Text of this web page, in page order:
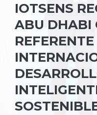
IOTSENS
ABU DHABI
REFERENTE